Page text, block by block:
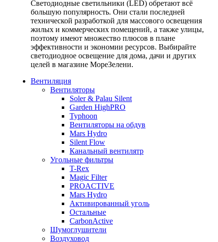
Светодиодные светильники (LED) обретают всё
большую популярность. Они стали последней
технической разработкой для массового освещения
жилых и коммерческих помещений, а также улицы,
поэтому имеют множество плюсов в плане
эффективности и экономии ресурсов. Выбирайте
светодиодное освещение для дома, дачи и других
целей в магазине МореЗелени.
Вентиляция
Вентиляторы
Soler & Palau Silent
Garden HighPRO
Typhoon
Вентиляторы на обдув
Mars Hydro
Silent Flow
Канальный вентилятр
Угольные фильтры
T-Rex
Magic Filter
PROACTIVE
Mars Hydro
Активированный уголь
Остальные
CarbonActive
Шумоглушители
Воздуховод